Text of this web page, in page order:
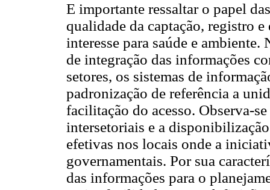
E importante ressaltar o papel
qualidade da captação, registro
interesse para saúde e ambiente.
de integração das informações
setores, os sistemas de
padronização de referência a
facilitação do acesso. Observa-
intersetoriais e a
efetivas nos locais onde a
governamentais. Por sua
das informações para o